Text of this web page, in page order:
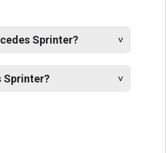
Sprinter?
Sprinter?